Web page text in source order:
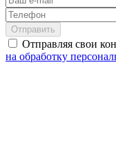
Отправить
Отправляя свои
на обработку